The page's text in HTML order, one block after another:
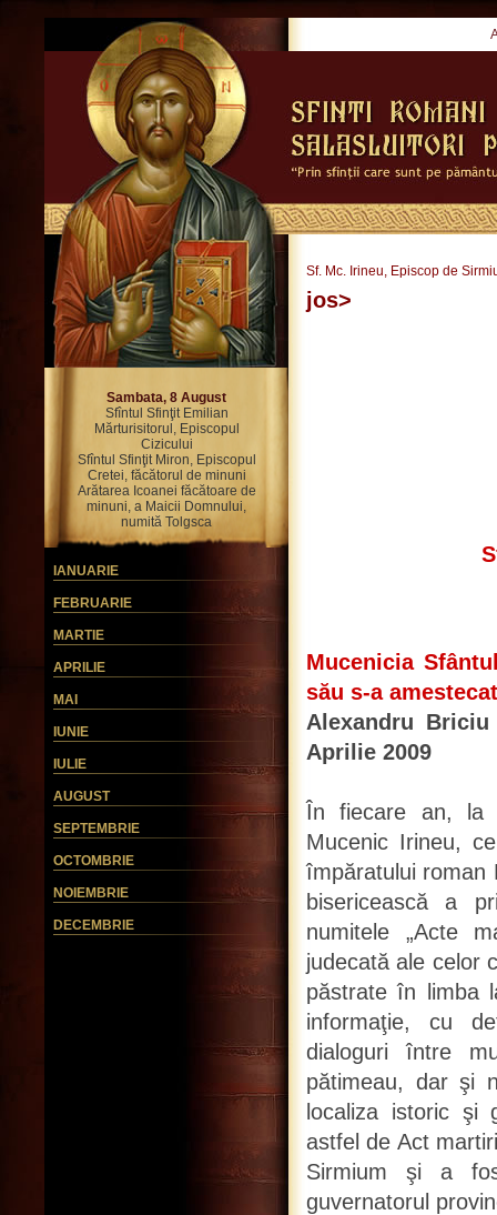
Sambata, 8 August
Sfîntul Sfinţit Emilian
Mărturisitorul, Episcopul
Cizicului
Sfîntul Sfinţit Miron, Episcopul
Cretei, făcătorul de minuni
Arătarea Icoanei făcătoare de
minuni, a Maicii Domnului,
numită Tolgsca
IANUARIE
FEBRUARIE
MARTIE
APRILIE
MAI
IUNIE
IULIE
AUGUST
SEPTEMBRIE
OCTOMBRIE
NOIEMBRIE
DECEMBRIE
Sf. Mc. Irineu, Episcop de
jos>
Mucenicia
său s-a
Alexandru
Aprilie 2009
În fiecare an, la
Mucenic Irineu,
împăratului roman
bisericească a
numitele „Acte
judecată ale celor
păstrate în limba
informaţie, cu
dialoguri între
pătimeau, dar şi
localiza istoric şi
astfel de Act
Sirmium şi a
guvernatorul